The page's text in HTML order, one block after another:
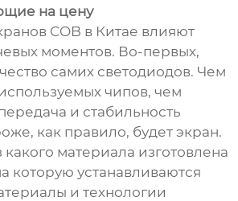
на цену
COB в Китае влияют
моментов. Во-первых,
самих светодиодов. Чем
чипов, чем
и стабильность
как правило, будет экран.
материала изготовлена
которую устанавливаются
и технологии